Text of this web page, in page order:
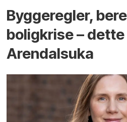
Bygge­regler,
bolig­krise –
Arendals­uka